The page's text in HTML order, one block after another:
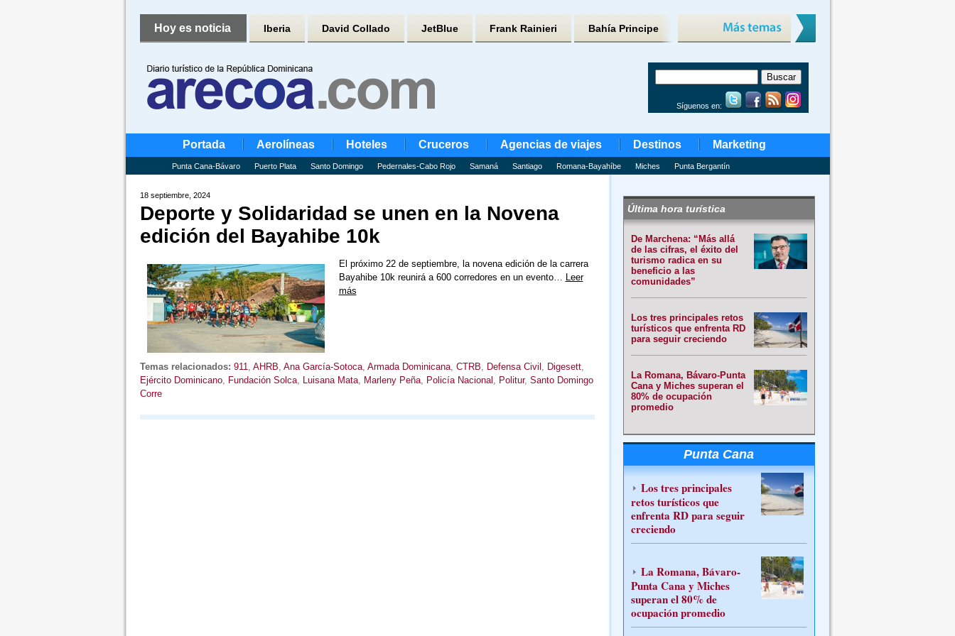
Hoy es noticia Iberia David Collado JetBlue Frank Rainieri Bahía Principe
Síguenos en:
Portada Aerolíneas Hoteles Cruceros Agencias de viajes Destinos Marketing
Punta Cana-Bávaro Puerto Plata Santo Domingo Pedernales-Cabo Rojo Samaná Santiago Romana-Bayahíbe Miches Punta Bergantín
18 septiembre, 2024
Deporte y Solidaridad se unen en la Novena
edición del Bayahibe 10k
El próximo 22 de septiembre, la novena edición de la carrera
Bayahibe 10k reunirá a 600 corredores en un evento… Leer
más
Temas relacionados: 911, AHRB, Ana García-Sotoca, Armada Dominicana, CTRB, Defensa Civil , Digesett,
Ejército Dominicano, Fundación Solca, Luisana Mata, Marleny Peña, Policía Nacional , Politur, Santo Domingo
Corre
Última hora turística
De Marchena: “Más allá
de las cifras, el éxito del
turismo radica en su
beneficio a las
comunidades”
Los tres principales retos
turísticos que enfrenta RD
para seguir creciendo
La Romana, Bávaro-Punta
Cana y Miches superan el
80% de ocupación
promedio
Punta Cana
Los tres principales
retos turísticos que
enfrenta RD para seguir
creciendo
La Romana, Bávaro-
Punta Cana y Miches
superan el 80% de
ocupación promedio